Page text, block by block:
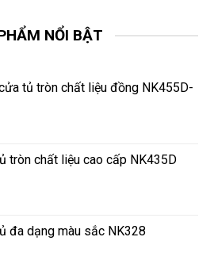
NỔI BẬT
tủ tròn chất liệu đồng NK455D-
tròn chất liệu cao cấp NK435D
đa dạng màu sắc NK328